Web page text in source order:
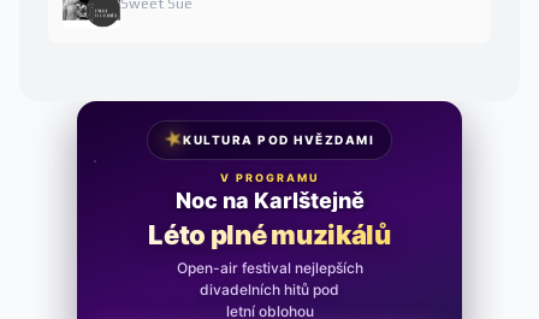
Sweet Sue
★KULTURA POD HVĚZDAMI
V PROGRAMU
Noc na Karlštejně
Léto plné muzikálů
Open-air festival nejlepších
divadelních hitů pod
letní oblohou